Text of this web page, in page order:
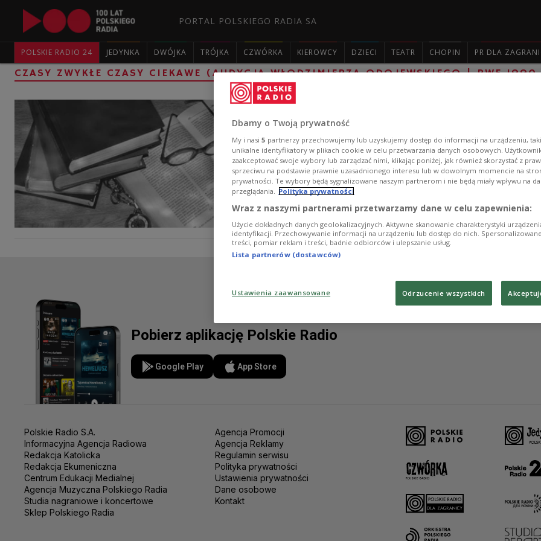
PORTAL POLSKIEGO RADIA SA
POLSKIE RADIO 24 JEDYNKA DWÓJKA TRÓJKA CZWÓRKA KIEROWCY DZIECI TEATR CHOPIN PR DLA
CZASY ZWYKŁE CZASY CIEKAWE (AUDYCJA WŁODZIMIERZA ODOJEWSKIEGO | RWE
Czasy zwykłe czasy ciekawe Czesław
Rutkowskiego 'Pamiętnik mówiony
Magazyn kulturalny poświęcony najciekawszym
uzupełniony felietonami i wywiadami.
Zobacz więcej na temat:Aleksander Wat Czesław Miłosz
Pobierz aplikację Polskie Radio
Google Play App Store
Polskie Radio S.A.
Informacyjna Agencja Radiowa
Redakcja Katolicka
Redakcja Ekumeniczna
Centrum Edukacji Medialnej
Agencja Muzyczna Polskiego Radia
Studia nagraniowe i koncertowe
Sklep Polskiego Radia
Agencja Promocji
Agencja Reklamy
Regulamin serwisu
Polityka prywatności
Ustawienia prywatności
Dane osobowe
Kontakt
Dbamy o Twoją prywatność
My i nasi 5 partnerzy przechowujemy lub uzyskujemy dostęp do informacji na urządzeniu,
unikalne identyfikatory w plikach cookie w celu przetwarzania danych osobowych.
zaakceptować swoje wybory lub zarządzać nimi, klikając poniżej, jak również skorzystać z
sprzeciwu na podstawie prawnie uzasadnionego interesu lub w dowolnym momencie na
prywatności. Te wybory będą sygnalizowane naszym partnerom i nie będą miały wpływu na
przeglądania. Polityka prywatności
Wraz z naszymi partnerami przetwarzamy dane w celu zapewnienia:
Użycie dokładnych danych geolokalizacyjnych. Aktywne skanowanie charakterystyki
identyfikacji. Przechowywanie informacji na urządzeniu lub dostęp do nich.
treści, pomiar reklam i treści, badnie odbiorców i ulepszanie usług.
Lista partnerów (dostawców)
Ustawienia zaawansowane Odrzucenie wszystkich